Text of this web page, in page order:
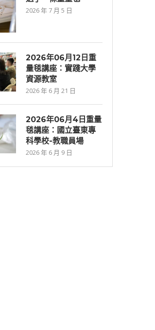
2026 年 7 月 5 日
2026年06⽉12⽇重
量毯講座：實踐大學
資源教室
2026 年 6 月 21 日
2026年06月4日重量
毯講座：國立臺東專
科學校-教職員場
2026 年 6 月 9 日